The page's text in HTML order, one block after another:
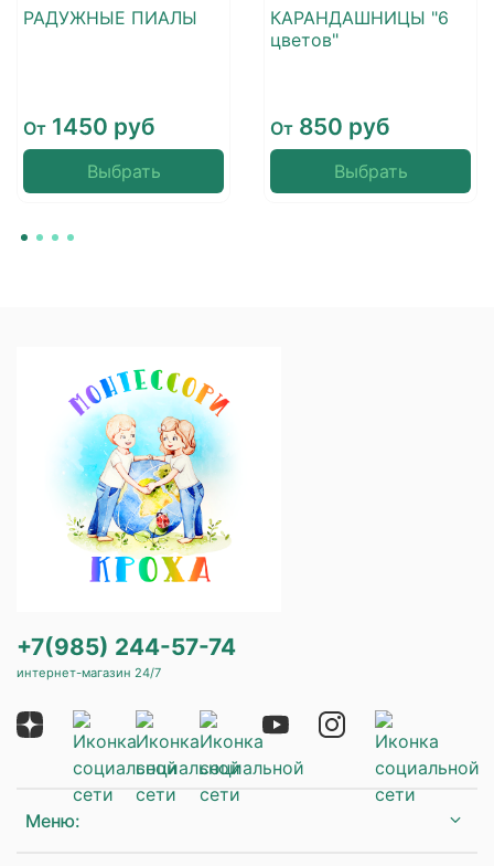
РАДУЖНЫЕ ПИАЛЫ
От1450 руб
Выбрать
КАРАНДАШНИЦЫ "6
цветов"
От850 руб
Выбрать
Меню:
+7(985) 244-57-74
интернет-магазин 24/7